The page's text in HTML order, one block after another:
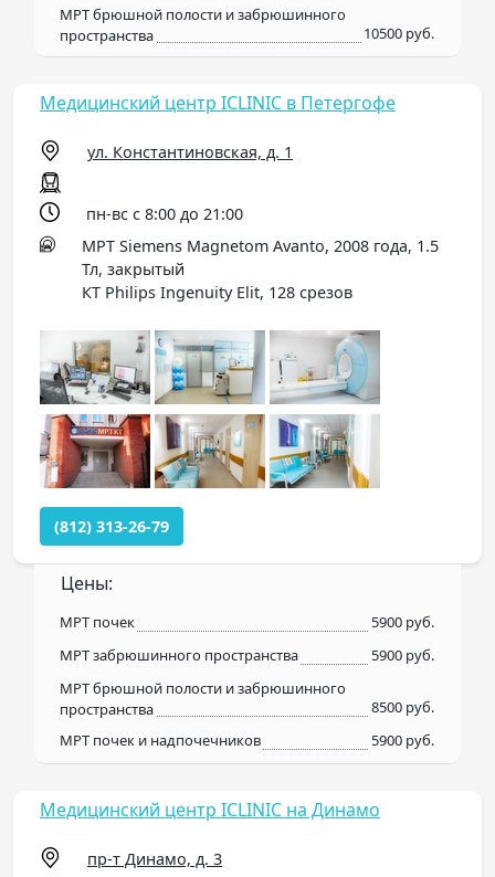
МРТ брюшной полости и забрюшинного
пространства
10500 руб.
Медицинский центр ICLINIC в Петергофе
ул. Константиновская, д. 1
пн-вс с 8:00 до 21:00
МРТ Siemens Magnetom Avanto, 2008 года, 1.5
Тл, закрытый
КТ Philips Ingenuity Elit, 128 срезов
(812) 313-26-79
Цены:
МРТ почек
5900 руб.
МРТ забрюшинного пространства
5900 руб.
МРТ брюшной полости и забрюшинного
пространства
8500 руб.
МРТ почек и надпочечников
5900 руб.
Медицинский центр ICLINIC на Динамо
пр-т Динамо, д. 3